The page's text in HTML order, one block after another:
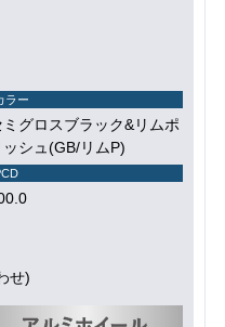
ラー
ミグロスブラック&リムポ
ッシュ(GB/リムP)
せ)